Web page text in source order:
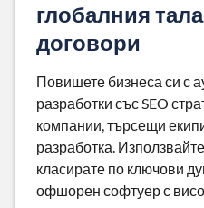
глобалния
договори
Повишете бизнеса си с
разработки със SEO
компании, търсещи
разработка.
класирате по ключови
офшорен софтуер с